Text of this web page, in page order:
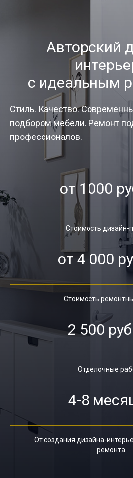
Авторский
с идеальным
Стиль. Качество.
подбором мебели. Ремонт
профессионалов.
от 1000
Стоимость дизайн-
от 4 000
Стоимость
2 500
Отделочные
4-8
От создания дизайна-
ремонта